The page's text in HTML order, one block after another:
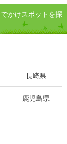
かけスポットを探
長崎県
鹿児島県